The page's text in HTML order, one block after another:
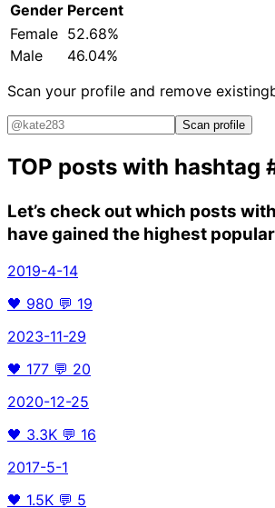
Gender Percent
Female 52.68%
Male
46.04%
Scan your profile and remove existing
Scan profile
TOP posts with hashtag
Let’s check out which posts
have gained the highest
2019-4-14
🖤 980 💬 19
2023-11-29
🖤 177 💬 20
2020-12-25
🖤 3.3K 💬 16
2017-5-1
🖤 1.5K 💬 5